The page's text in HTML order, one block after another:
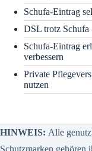
Schufa-Eintrag
DSL trotz
Schufa-Eintrag
verbessern
Private
nutzen
HINWEIS: Alle
Schutzmarken gehören